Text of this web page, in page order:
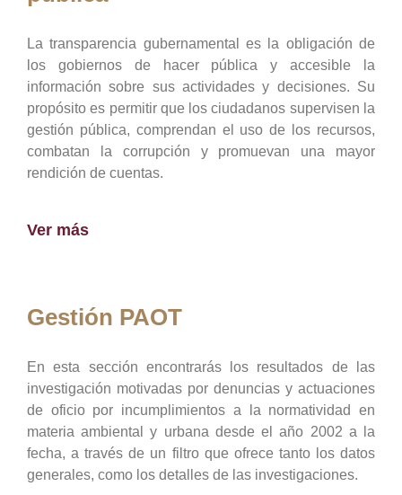
La transparencia gubernamental es la obligación de
los gobiernos de hacer pública y accesible la
información sobre sus actividades y decisiones. Su
propósito es permitir que los ciudadanos supervisen la
gestión pública, comprendan el uso de los recursos,
combatan la corrupción y promuevan una mayor
rendición de cuentas.
Ver más
Gestión PAOT
En esta sección encontrarás los resultados de las
investigación motivadas por denuncias y actuaciones
de oficio por incumplimientos a la normatividad en
materia ambiental y urbana desde el año 2002 a la
fecha, a través de un filtro que ofrece tanto los datos
generales, como los detalles de las investigaciones.